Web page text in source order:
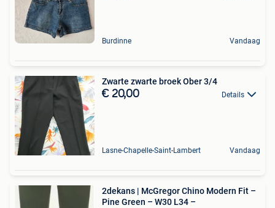
Burdinne Vandaag
Zwarte zwarte broek Ober 3/4
€ 20,00 Details
Lasne-Chapelle-Saint-Lambert Vandaag
2dekans | McGregor Chino Modern Fit –
Pine Green – W30 L34 –